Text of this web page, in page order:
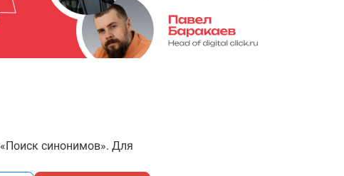
синонимов». Для